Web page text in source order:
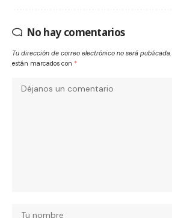
No hay comentarios
Tu dirección de correo electrónico no será publicada.
están marcados con *